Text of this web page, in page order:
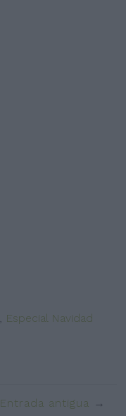
Especial Navidad
Entrada antigua